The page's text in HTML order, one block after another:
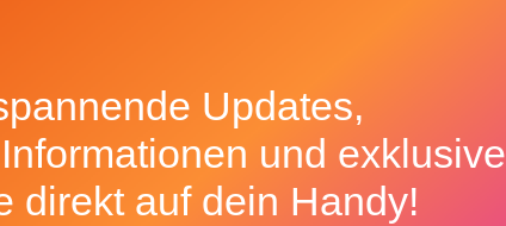
Updates,
und exklusive
direkt auf dein Handy!